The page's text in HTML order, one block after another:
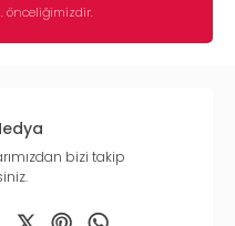
önceliğimizdir.
bizi takip